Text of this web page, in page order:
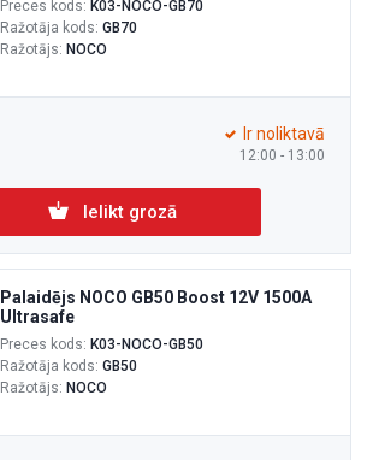
Preces kods: K03-NOCO-GB70
Ražotāja kods: GB70
Ražotājs: NOCO
12:00 - 13:00
Ir noliktavā
Ielikt grozā
Palaidējs NOCO GB50 Boost 12V 1500A
Ultrasafe
Preces kods: K03-NOCO-GB50
Ražotāja kods: GB50
Ražotājs: NOCO